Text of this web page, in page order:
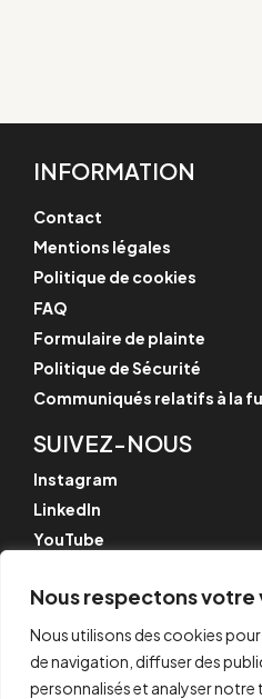
Nous respectons votre
Nous utilisons des cookies
de navigation, diffuser des
personnalisés et analyser notre
INFORMATION
Contact
Mentions légales
Politique de cookies
FAQ
Formulaire de plainte
Politique de Sécurité
Communiqués relatifs à la
SUIVEZ-NOUS
Instagram
LinkedIn
YouTube
© CYPE Ingenieros, S.A.
Av. de Loring, 4
03003 Alicante, Espagne